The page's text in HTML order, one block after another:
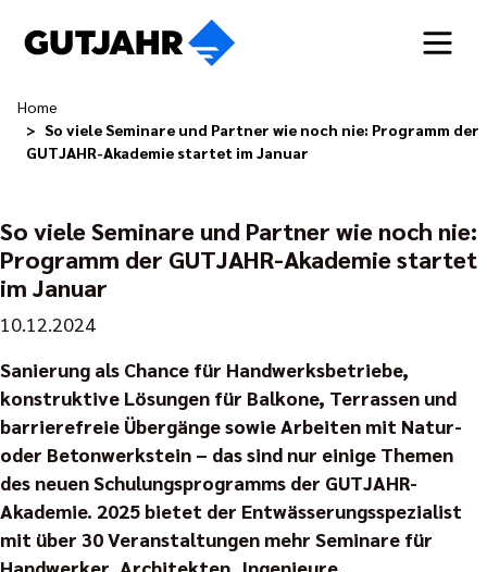
Home
So viele Seminare und Partner wie noch nie: Programm der
GUTJAHR-Akademie startet im Januar
So viele Seminare und Partner wie noch nie:
Programm der GUTJAHR-Akademie startet
im Januar
10.12.2024
Sanierung als Chance für Handwerksbetriebe,
konstruktive Lösungen für Balkone, Terrassen und
barrierefreie Übergänge sowie Arbeiten mit Natur-
oder Betonwerkstein – das sind nur einige Themen
des neuen Schulungsprogramms der GUTJAHR-
Akademie. 2025 bietet der Entwässerungsspezialist
mit über 30 Veranstaltungen mehr Seminare für